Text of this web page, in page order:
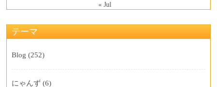
« Jul
テーマ
Blog (252)
にゃんず (6)